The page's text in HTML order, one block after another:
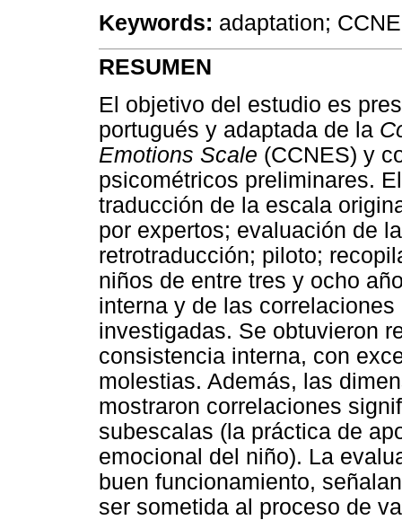
Keywords: adaptation;
RESUMEN
El objetivo del estudio es
portugués y adaptada de la
Emotions Scale (CCNES) y
psicométricos preliminares.
traducción de la escala
por expertos; evaluación de
retrotraducción; piloto;
niños de entre tres y ocho
interna y de las
investigadas. Se obtuvieron
consistencia interna, con
molestias. Además, las
mostraron correlaciones
subescalas (la práctica de
emocional del niño). La
buen funcionamiento,
ser sometida al proceso de